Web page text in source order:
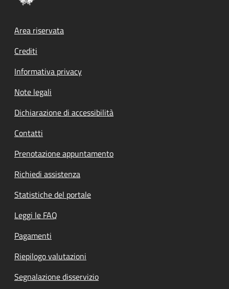
Footer menu
Area riservata
Crediti
Informativa privacy
Note legali
Dichiarazione di accessibilità
Contatti
Prenotazione appuntamento
Richiedi assistenza
Statistiche del portale
Leggi le FAQ
Pagamenti
Riepilogo valutazioni
Segnalazione disservizio